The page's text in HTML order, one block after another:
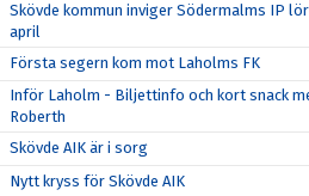
Skövde kommun inviger Södermalms IP
april
Första segern kom mot Laholms FK
Inför Laholm - Biljettinfo och kort snack
Roberth
Skövde AIK är i sorg
Nytt kryss för Skövde AIK